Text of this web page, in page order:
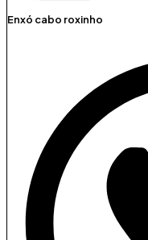
Enxó cabo roxinho